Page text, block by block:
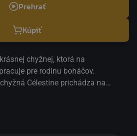
Prehrať
Kúpiť
ktorá na
pre rodinu boháčov.
Célestine prichádza na
Musí sa vyrovnať tak so
pevnou rukou. Zároveň